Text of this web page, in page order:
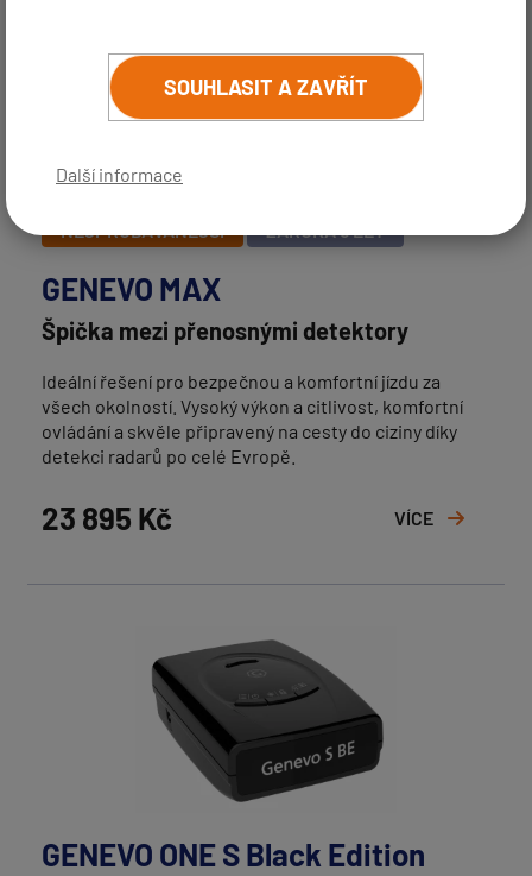
SOUHLASIT A ZAVŘÍT
Další informace
NEJPRODÁVANĚJŠÍ ZÁRUKA 5 LET
GENEVO MAX
Špička mezi přenosnými detektory
Ideální řešení pro bezpečnou a komfortní jízdu za
všech okolností. Vysoký výkon a citlivost, komfortní
ovládání a skvěle připravený na cesty do ciziny díky
detekci radarů po celé Evropě.
23 895 Kč VÍCE
GENEVO ONE S Black Edition